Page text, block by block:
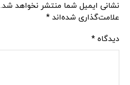
نشانی ایمیل شما منتشر نخواهد شد.
علامت‌گذاری شده‌اند*
دیدگاه*